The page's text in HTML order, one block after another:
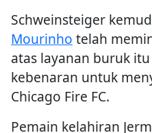
Schweinsteiger
Mourinho telah
atas layanan buruk
kebenaran untuk
Chicago Fire FC.
Pemain kelahiran